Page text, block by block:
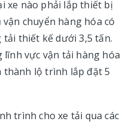
xe nào phải lắp thiết bị
chuyển hàng hóa có
thiết kế dưới 3,5 tấn.
lĩnh vực vận tải hàng hóa
thành lộ trình lắp đặt 5
trình cho xe tải qua các